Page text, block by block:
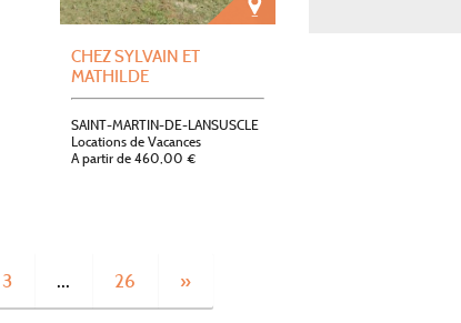
CHEZ SYLVAIN ET
MATHILDE
SAINT-MARTIN-DE-LANSUSCLE
Locations de Vacances
A partir de 460,00 €
3 … 26 »